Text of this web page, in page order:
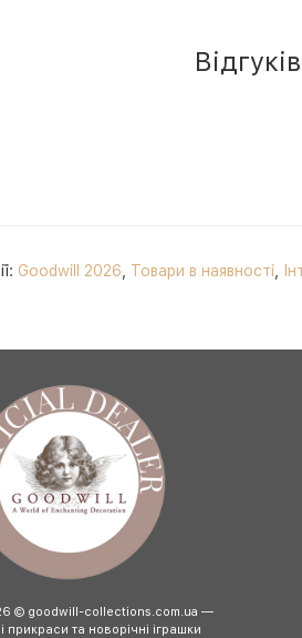
Goodwill 2026 Товари в наявності
© goodwill-collections.com.ua —
прикраси та новорічні іграшки